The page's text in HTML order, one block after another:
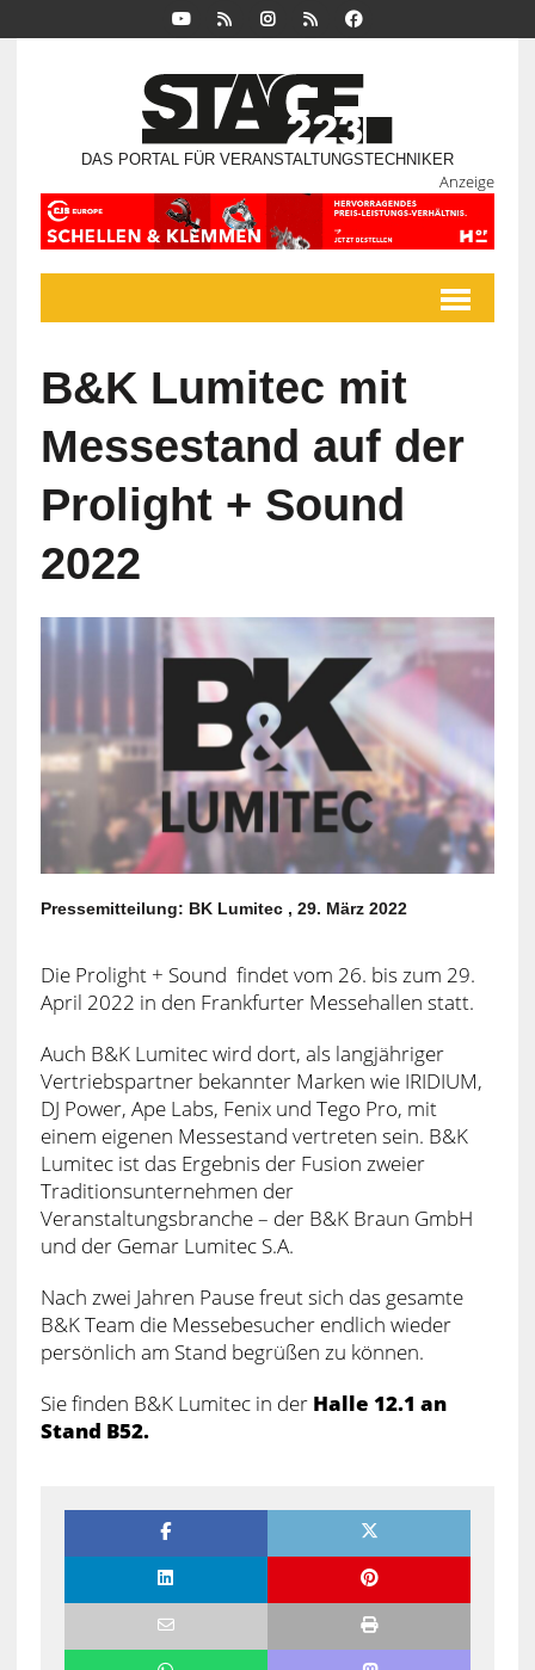
DAS PORTAL FÜR VERANSTALTUNGSTECHNIKER
Anzeige
B&K Lumitec mit
Messestand auf der
Prolight + Sound
2022
Pressemitteilung: BK Lumitec , 29. März 2022
Die Prolight + Sound findet vom 26. bis zum 29.
April 2022 in den Frankfurter Messehallen statt.
Auch B&K Lumitec wird dort, als langjähriger
Vertriebspartner bekannter Marken wie IRIDIUM,
DJ Power, Ape Labs, Fenix und Tego Pro, mit
einem eigenen Messestand vertreten sein. B&K
Lumitec ist das Ergebnis der Fusion zweier
Traditionsunternehmen der
Veranstaltungsbranche – der B&K Braun GmbH
und der Gemar Lumitec S.A.
Nach zwei Jahren Pause freut sich das gesamte
B&K Team die Messebesucher endlich wieder
persönlich am Stand begrüßen zu können.
Sie finden B&K Lumitec in der Halle 12.1 an
Stand B52.